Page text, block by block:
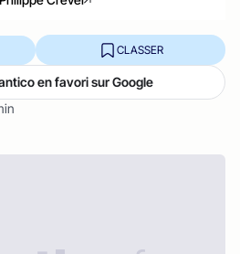
CLASSER
en favori sur Google